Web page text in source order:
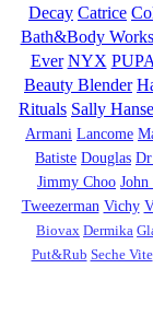
Decay Catrice
Bath&Body Works
Ever NYX PUPA
Beauty Blender
Rituals Sally
Armani Lancome
Batiste Douglas
Jimmy Choo John
Tweezerman Vichy
Biovax Dermika
Put&Rub Seche Vite